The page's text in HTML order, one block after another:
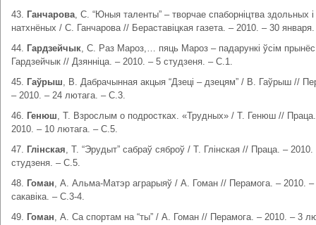
43. Ганчарова, С. “Юныя таленты” – творчае спаборніцтва здольных і
натхнёных / С. Ганчарова // Бераставіцкая газета. – 2010. – 30
44. Гардзейчык, С. Раз Мароз,… пяць Мароз – падарункі ўсім
Гардзейчык // Дзянніца. – 2010. – 5 студзеня. – С.1.
45. Гаўрыш, В. Дабрачынная акцыя “Дзеці – дзецям” / В. Гаўрыш //
– 2010. – 24 лютага. – С.3.
46. Генюш, Т. Взрослым о подростках. «Трудных» / Т. Генюш //
2010. – 10 лютага. – С.5.
47. Глінская, Т. “Эрудыт” сабраў сяброў / Т. Глінская // Праца. – 2010.
студзеня. – С.5.
48. Гоман, А. Альма-Матэр аграрыяў / А. Гоман // Перамога. – 2010. –
сакавіка. – С.3-4.
49. Гоман, А. Са спортам на “ты” / А. Гоман // Перамога. – 2010. – 3